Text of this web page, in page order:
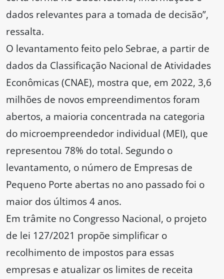
dados relevantes para a tomada de decisão”,
ressalta.
O levantamento feito pelo Sebrae, a partir de
dados da Classificação Nacional de Atividades
Econômicas (CNAE), mostra que, em 2022, 3,6
milhões de novos empreendimentos foram
abertos, a maioria concentrada na categoria
do microempreendedor individual (MEI), que
representou 78% do total. Segundo o
levantamento, o número de Empresas de
Pequeno Porte abertas no ano passado foi o
maior dos últimos 4 anos.
Em trâmite no Congresso Nacional, o projeto
de lei 127/2021 propõe simplificar o
recolhimento de impostos para essas
empresas e atualizar os limites de receita